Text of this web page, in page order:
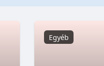
Egyéb